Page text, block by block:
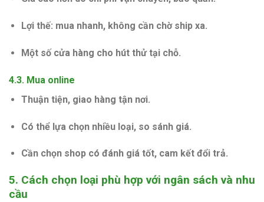
Lợi thế: mua nhanh, không cần chờ ship xa.
Một số cửa hàng cho hút thử tại chỗ.
4.3. Mua online
Thuận tiện, giao hàng tận nơi.
Có thể lựa chọn nhiều loại, so sánh giá.
Cần chọn shop có đánh giá tốt, cam kết đổi trả.
5. Cách chọn loại phù hợp với ngân sách và nhu
cầu